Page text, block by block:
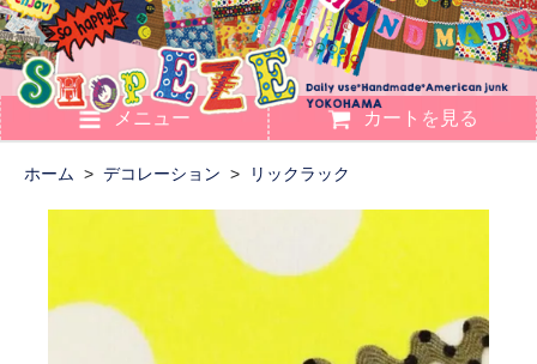
メニュー カートを見る
ホーム > デコレーション > リックラック